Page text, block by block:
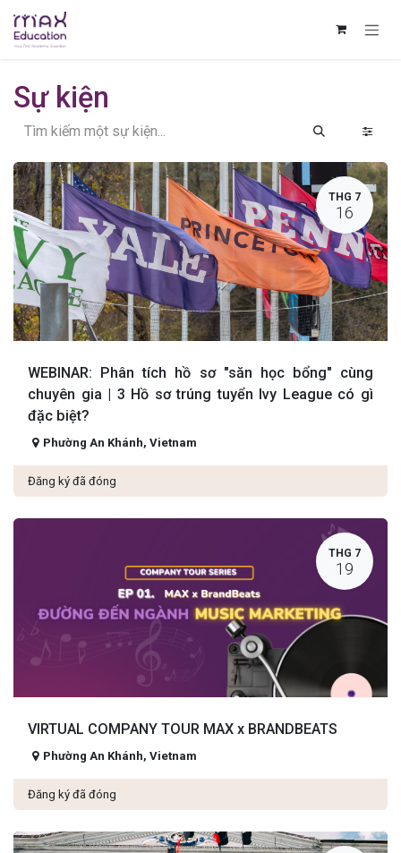
Sự kiện
THG 7
16
WEBINAR: Phân tích hồ sơ "săn học bổng" cùng
chuyên gia | 3 Hồ sơ trúng tuyển Ivy League có gì
đặc biệt?
Phường An Khánh, Vietnam
Đăng ký đã đóng
THG 7
19
VIRTUAL COMPANY TOUR MAX x BRANDBEATS
Phường An Khánh, Vietnam
Đăng ký đã đóng